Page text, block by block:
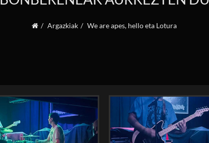
Argazkiak We are apes, hello eta Lotura